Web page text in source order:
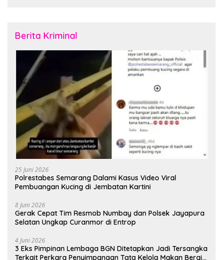
Berita Kriminal
25 Juni 2026
Polrestabes Semarang Dalami Kasus Video Viral
Pembuangan Kucing di Jembatan Kartini
8 Juni 2026
Gerak Cepat Tim Resmob Numbay dan Polsek Jayapura
Selatan Ungkap Curanmor di Entrop
4 Juni 2026
3 Eks Pimpinan Lembaga BGN Ditetapkan Jadi Tersangka
Terkait Perkara Penyimpangan Tata Kelola Makan Bergizi